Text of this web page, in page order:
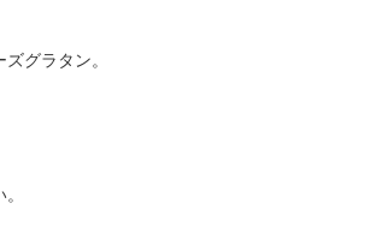
グラタン。